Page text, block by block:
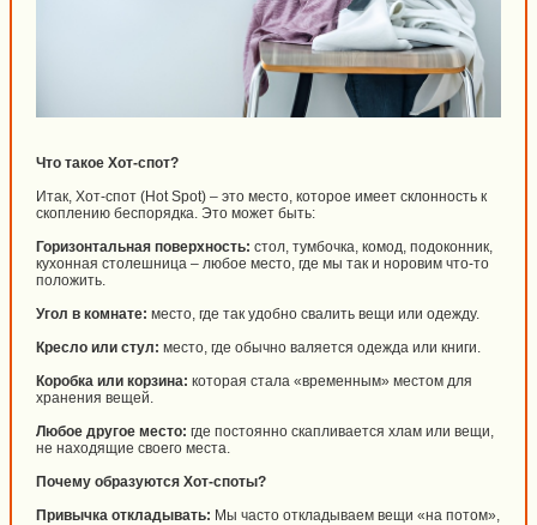
Что такое Хот-спот?
Итак, Хот-спот (Hot Spot) – это место, которое имеет склонность к
скоплению беспорядка. Это может быть:
Горизонтальная поверхность: стол, тумбочка, комод, подоконник,
кухонная столешница – любое место, где мы так и норовим что-то
положить.
Угол в комнате: место, где так удобно свалить вещи или одежду.
Кресло или стул: место, где обычно валяется одежда или книги.
Коробка или корзина: которая стала «временным» местом для
хранения вещей.
Любое другое место: где постоянно скапливается хлам или вещи,
не находящие своего места.
Почему образуются Хот-споты?
Привычка откладывать: Мы часто откладываем вещи «на потом»,